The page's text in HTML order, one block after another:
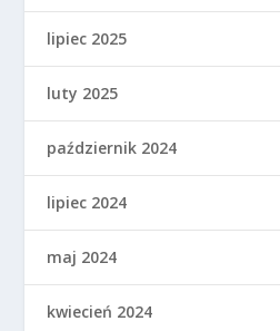
lipiec 2025
luty 2025
październik 2024
lipiec 2024
maj 2024
kwiecień 2024